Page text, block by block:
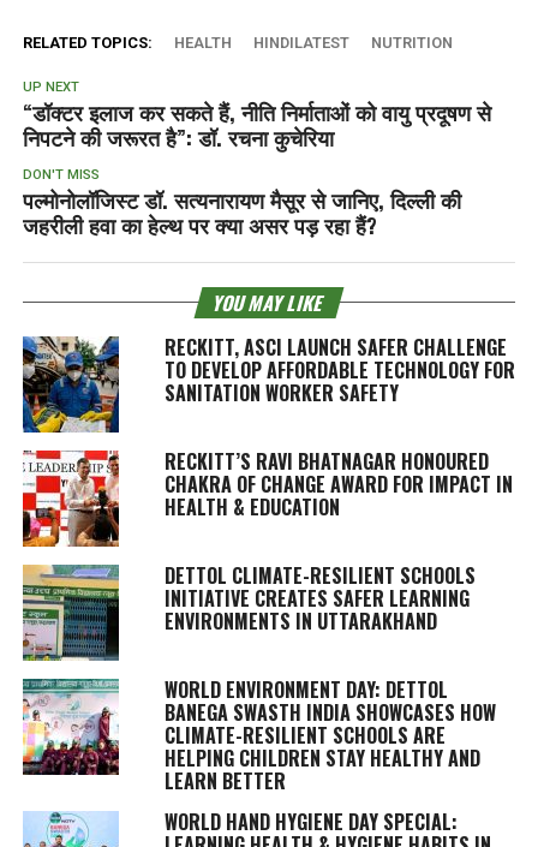
RELATED TOPICS: HEALTH HINDILATEST NUTRITION
UP NEXT
“डॉक्टर इलाज कर सकते हैं, नीति निर्माताओं को वायु प्रदूषण से
निपटने की जरूरत है”: डॉ. रचना कुचेरिया
DON'T MISS
पल्मोनोलॉजिस्ट डॉ. सत्यनारायण मैसूर से जानिए, दिल्ली की
जहरीली हवा का हेल्‍थ पर क्‍या असर पड़ रहा हैं?
YOU MAY LIKE
RECKITT, ASCI LAUNCH SAFER CHALLENGE
TO DEVELOP AFFORDABLE TECHNOLOGY FOR
SANITATION WORKER SAFETY
RECKITT’S RAVI BHATNAGAR HONOURED
CHAKRA OF CHANGE AWARD FOR IMPACT IN
HEALTH & EDUCATION
DETTOL CLIMATE-RESILIENT SCHOOLS
INITIATIVE CREATES SAFER LEARNING
ENVIRONMENTS IN UTTARAKHAND
WORLD ENVIRONMENT DAY: DETTOL
BANEGA SWASTH INDIA SHOWCASES HOW
CLIMATE-RESILIENT SCHOOLS ARE
HELPING CHILDREN STAY HEALTHY AND
LEARN BETTER
WORLD HAND HYGIENE DAY SPECIAL: